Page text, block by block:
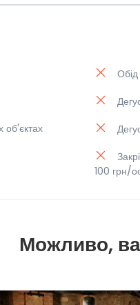
об'єктах
100 грн/
Можливо,